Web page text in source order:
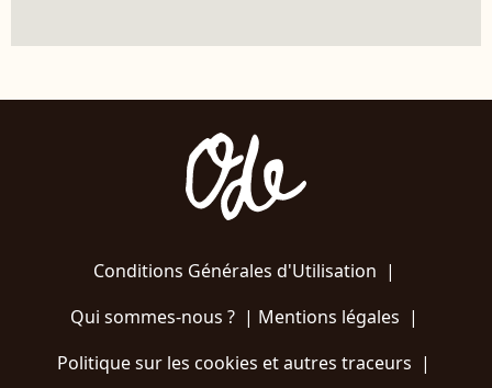
Conditions Générales d'Utilisation |
Qui sommes-nous ?| Mentions légales |
Politique sur les cookies et autres traceurs |